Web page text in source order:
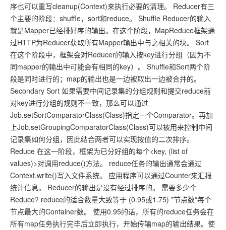
序也可以重写cleanup(Context)来执行必要的清理。 Reducer有三
个主要的阶段：shuffle，sort和reduce。 Shuffle Reducer的输入
就是Mapper已经排好序的输出。在这个阶段，MapReduce框架通
过HTTP为Reducer获取所有Mapper输出中与之相关的块。 Sort
在这个阶段中，框架会对Reducer的输入按key进行分组（因为不
同mapper的输出中可能会有相同的key）。 Shuffle和Sort两个阶
段是同时进行的；map的输出也是一边被取出一边被合并的。
Secondary Sort 如果需要中间记录集的分组规则和提交reduce前
对key进行分组的规则不一致，那么可以通过
Job.setSortComparatorClass(Class)指定一个Comparator。再加
上Job.setGroupingComparatorClass(Class)可以被用来控制中间
记录集如何分组，因此结合两者可以实现按值的二次排序。
Reduce 在这一阶段，框架为已分好组的每个<key, (list of
values)>对调用reduce()方法。 reduce任务的输出通常会通过
Context.write()写入文件系统。 应用程序可以通过Counter来汇报
统计信息。 Reducer的输出是没有经过排序的。 需要多少个
Reduce? reduce的适合数量大致等于 (0.95或1.75) *节点数*每个
节点最大的Container数。 使用0.95的话，所有的reduce任务会在
所有map任务执行完毕后立即执行，开始传输map的输出结果。使